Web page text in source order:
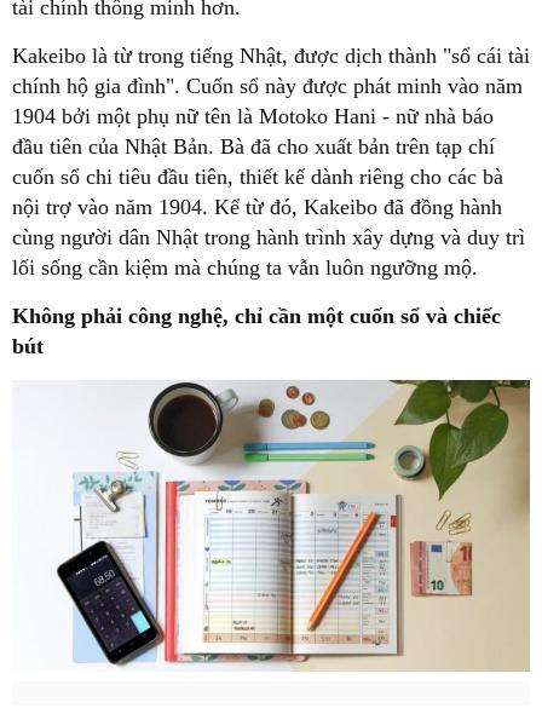
tài chính thông minh hơn.
Kakeibo là từ trong tiếng Nhật, được dịch thành "sổ cái tài
chính hộ gia đình". Cuốn sổ này được phát minh vào năm
1904 bởi một phụ nữ tên là Motoko Hani - nữ nhà báo
đầu tiên của Nhật Bản. Bà đã cho xuất bản trên tạp chí
cuốn sổ chi tiêu đầu tiên, thiết kế dành riêng cho các bà
nội trợ vào năm 1904. Kể từ đó, Kakeibo đã đồng hành
cùng người dân Nhật trong hành trình xây dựng và duy trì
lối sống cần kiệm mà chúng ta vẫn luôn ngưỡng mộ.
Không phải công nghệ, chỉ cần một cuốn sổ và chiếc
bút